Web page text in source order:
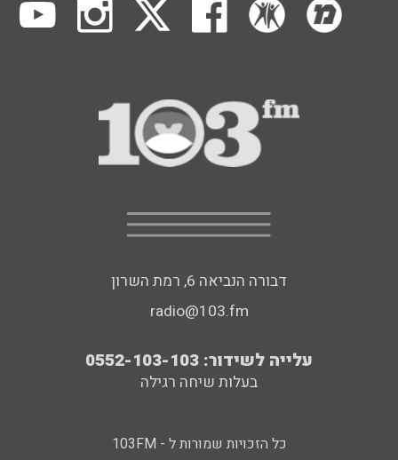
דבורה הנביאה 6, רמת השרון
radio@103.fm
עלייה לשידור: 0552-103-103
בעלות שיחה רגילה
כל הזכויות שמורות ל - 103FM